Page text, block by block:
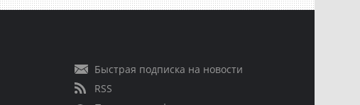
Быстрая подписка на новости
RSS